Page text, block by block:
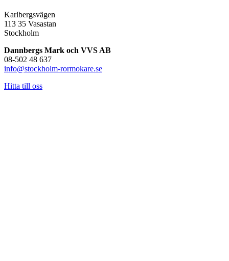
Karlbergsvägen
113 35 Vasastan
Stockholm
Dannbergs Mark och VVS AB
08-502 48 637
info@stockholm-rormokare.se
Hitta till oss